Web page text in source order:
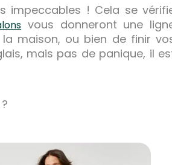
impeccables ! Cela se
vous donneront une
maison, ou bien de finir
mais pas de panique, il